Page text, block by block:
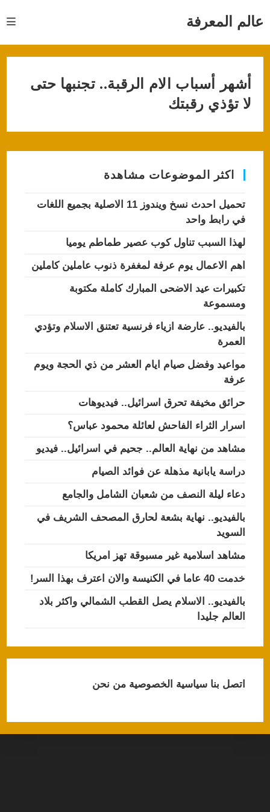
عالم المعرفة
أشهر أسباب الام الرقبة.. تجنبها حتى
لا تؤذي رقبتك
اكثر الموضوعات مشاهدة
تحميل احدث نسخ ويندوز 11 الاصلية بجميع اللغات
في رابط واحد
لهذا السبب تناول كوب عصير طماطم يوميا
اهم الاعمال يوم عرفة لمغفرة ذنوب عاملين كاملين
تكبيرات عيد الاضحى المبارك كاملة مكتوبة
ومسموعة
بالفيديو.. عارضة ازياء فرنسية تعتنق الاسلام وتؤدي
العمرة
مواعيد وفضل صيام ايام العشر من ذي الحجة ويوم
عرفة
حرائق مخيفة تحرق اسرائيل.. فيديوهات
اسرار الثراء الفاحش لعائلة محمود عباس؟
مشاهد من نهاية العالم.. جحيم في اسرائيل.. فيديو
دراسة يابانية مذهلة عن فوائد الصيام
دعاء ليلة النصف من شعبان الشامل والجامع
بالفيديو.. نهاية بشعة لحارق المصحف الشريف في
السويد
مشاهد اسلامية غير مسبوقة تهز امريكا
خدمت 40 عاما في الكنيسة والان اعترف بهذا السر!
بالفيديو.. الاسلام يصل القطب الشمالي واكثر بلاد
العالم جليدا
اتصل بناسياسية الخصوصيةمن نحن